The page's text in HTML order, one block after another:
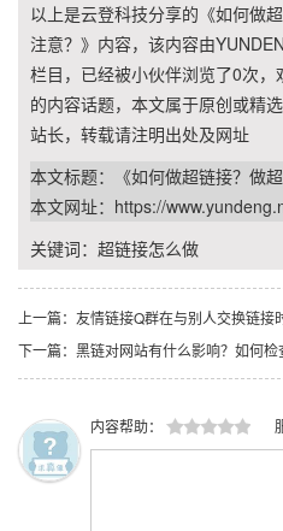
以上是云登科技分享的《如何做
注意？》内容，该内容由
栏目，已经被小伙伴浏览了0次，
的内容话题，本文属于原创或精
站长，转载请注明出处及网址
本文标题：《如何做超链接？做
本文网址： https://
关键词： 超链接怎么做
上一篇：友情链接Q群在与别人交换链接
下一篇：黑链对网站有什么影响？如何检
内容帮助：